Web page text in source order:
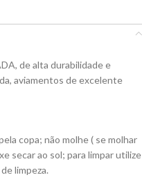
de alta durabilidade e
aviamentos de excelente
copa; não molhe ( se molhar
secar ao sol; para limpar utilize
limpeza.